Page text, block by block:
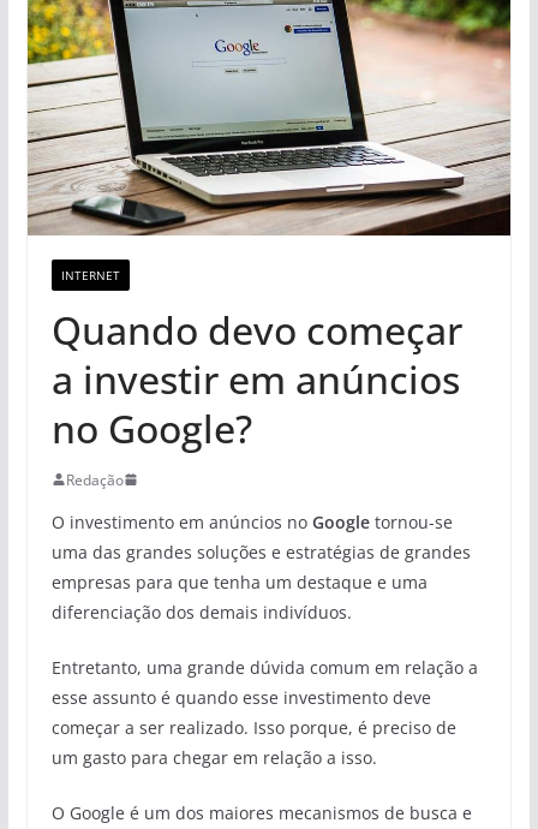
INTERNET
Quando devo começar
a investir em anúncios
no Google?
Redação
O investimento em anúncios no Googletornou-se
uma das grandes soluções e estratégias de grandes
empresas para que tenha um destaque e uma
diferenciação dos demais indivíduos.
Entretanto, uma grande dúvida comum em relação a
esse assunto é quando esse investimento deve
começar a ser realizado. Isso porque, é preciso de
um gasto para chegar em relação a isso.
O Google é um dos maiores mecanismos de busca e